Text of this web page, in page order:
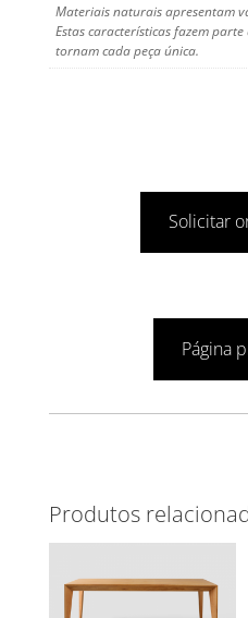
Materiais naturais apresentam
Estas características fazem
tornam cada peça única.
Solicitar
Página
Produtos